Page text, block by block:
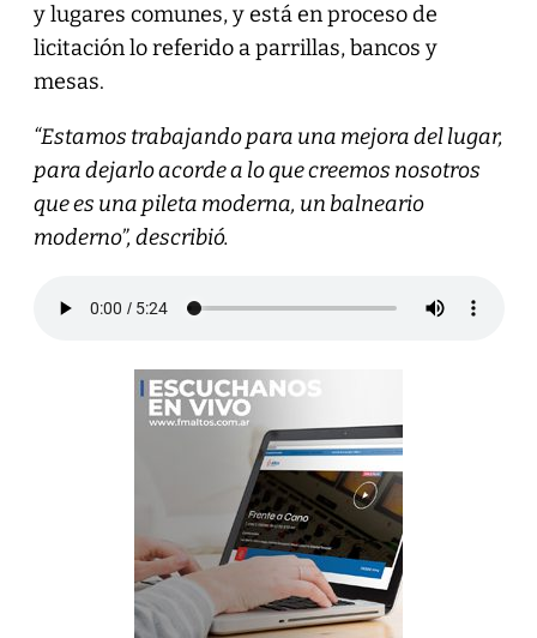
y lugares comunes, y está en proceso de
licitación lo referido a parrillas, bancos y
mesas.
“Estamos trabajando para una mejora del lugar,
para dejarlo acorde a lo que creemos nosotros
que es una pileta moderna, un balneario
moderno”, describió.